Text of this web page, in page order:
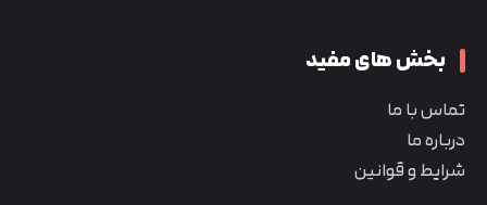
بخش های مفید
تماس با ما
درباره ما
شرایط و قوانین